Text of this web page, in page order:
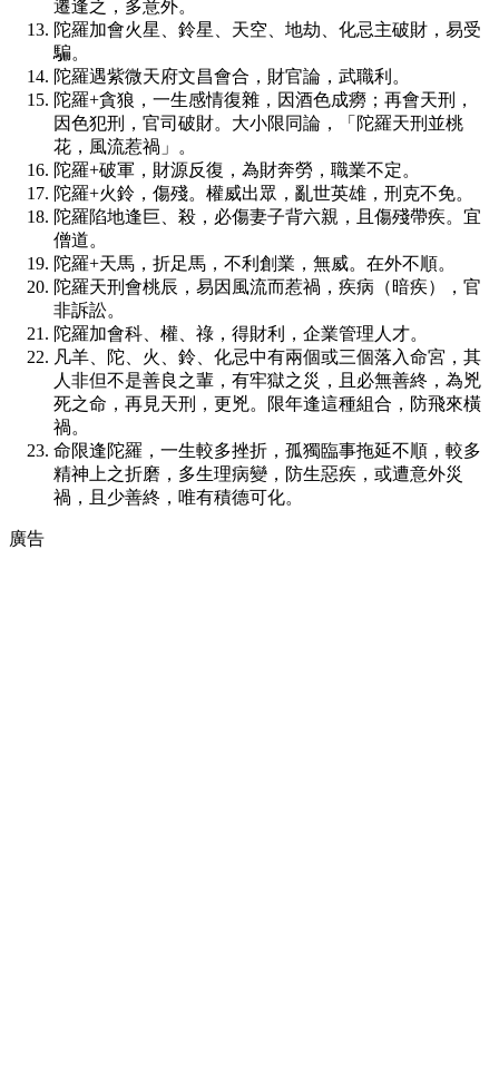
遷逢之，多意外。
陀羅加會火星、鈴星、天空、地劫、化忌主破財，易受
騙。
陀羅遇紫微天府文昌會合，財官論，武職利。
陀羅+貪狼，一生感情復雜，因酒色成癆；再會天刑，
因色犯刑，官司破財。大小限同論，「陀羅天刑並桃
花，風流惹禍」。
陀羅+破軍，財源反復，為財奔勞，職業不定。
陀羅+火鈴，傷殘。權威出眾，亂世英雄，刑克不免。
陀羅陷地逢巨、殺，必傷妻子背六親，且傷殘帶疾。宜
僧道。
陀羅+天馬，折足馬，不利創業，無威。在外不順。
陀羅天刑會桃辰，易因風流而惹禍，疾病（暗疾），官
非訴訟。
陀羅加會科、權、祿，得財利，企業管理人才。
凡羊、陀、火、鈴、化忌中有兩個或三個落入命宮，其
人非但不是善良之輩，有牢獄之災，且必無善終，為兇
死之命，再見天刑，更兇。限年逢這種組合，防飛來橫
禍。
命限逢陀羅，一生較多挫折，孤獨臨事拖延不順，較多
精神上之折磨，多生理病變，防生惡疾，或遭意外災
禍，且少善終，唯有積德可化。
廣告